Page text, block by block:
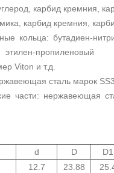
карбид кремния,
карбид кремния,
кольца: бутадиен-
Viton и т.д.
сталь марок
части: нержавеющая
d D D1
12.7 23.88